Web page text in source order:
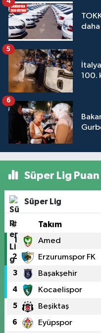
100.
5
6
Süper Lig
Süper Lig
# Takım
1 Amed
2 Erzurumspor FK
3 Başakşehir
4 Kocaelispor
5 Beşiktaş
6 Eyüpspor